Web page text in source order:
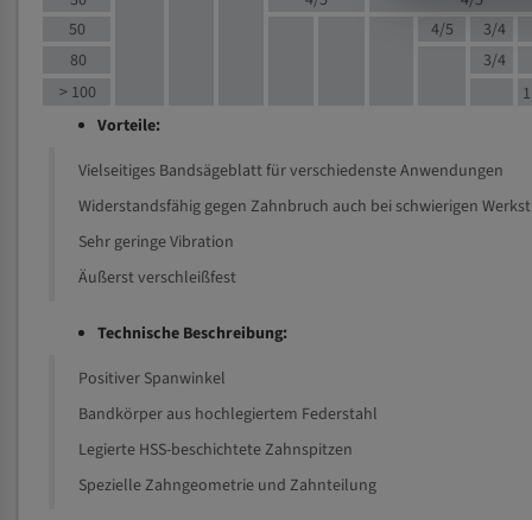
50
4/5 3/4
80
3/4
> 100
Vorteile:
Vielseitiges Bandsägeblatt für verschiedenste Anwendungen
Widerstandsfähig gegen Zahnbruch auch bei schwierigen
Sehr geringe Vibration
Äußerst verschleißfest
Technische Beschreibung:
Positiver Spanwinkel
Bandkörper aus hochlegiertem Federstahl
Legierte HSS-beschichtete Zahnspitzen
Spezielle Zahngeometrie und Zahnteilung